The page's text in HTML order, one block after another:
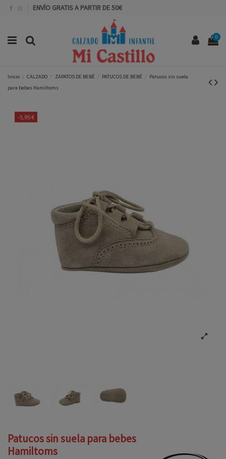
ENVÍO GRATIS A PARTIR DE 50€
0
Inicio CALZADO ZAPATOS DE BEBÉ PATUCOS DE BEBÉ
Patucos sin suela
para bebes Hamiltoms
-5,95 €
Patucos sin suela para bebes
Hamiltoms